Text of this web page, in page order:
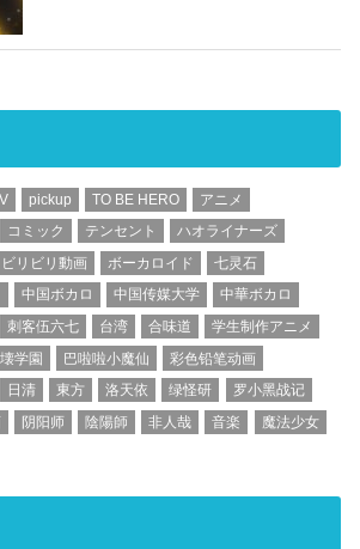
pickup TO BE HERO
アニメ
コミック テンセント
ハオライナーズ
ビリビリ動画 ボーカロイド
七灵石
中国ボカロ 中国传媒大学
中華ボカロ
刺客伍六七 台湾 合味道
学生制作アニメ
学園 巴啦啦小魔仙
彩色铅笔动画
日清 東方 洛天依 绿怪研
罗小黑战记
阴阳师 陰陽師 非人哉 音楽 魔法少女